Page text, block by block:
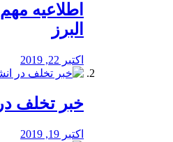
️اطلاعیه
البرز
اکتبر 22, 2019
خبر تخلف
اکتبر 19, 2019